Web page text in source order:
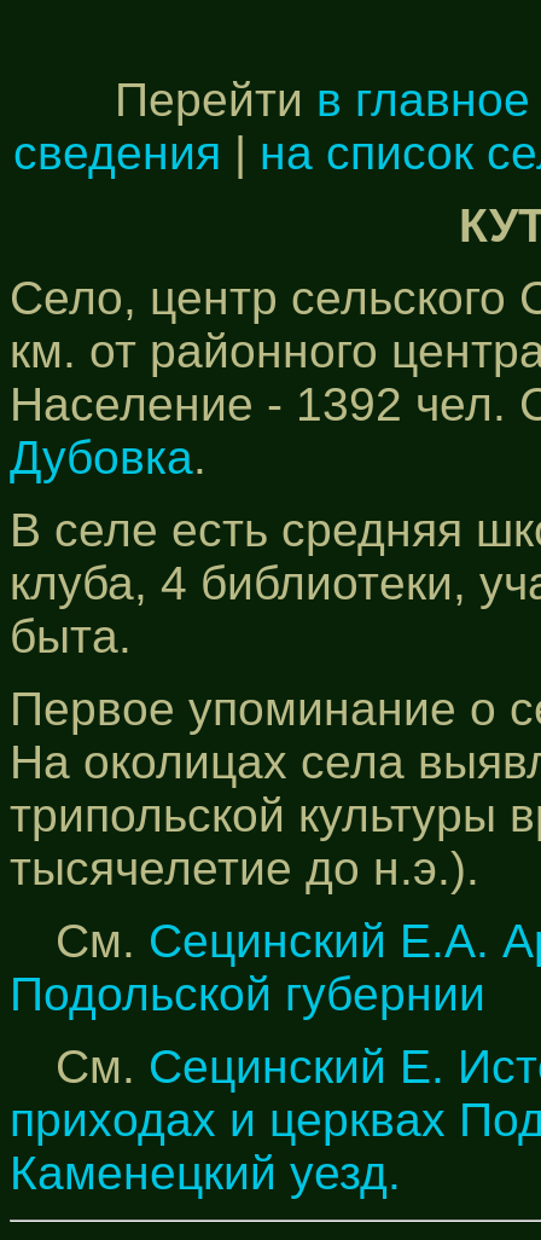
Перейти в
сведения | на список
Село, центр
км. от районного
Население - 1392 чел.
Дубовка.
В селе есть средняя
клуба, 4 библиотеки,
быта.
Первое упоминание о
На околицах села
трипольской культуры
тысячелетие до н.э.).
См. Сецинский Е.А.
Подольской губернии
См. Сецинский Е.
приходах и церквах
Каменецкий уезд.